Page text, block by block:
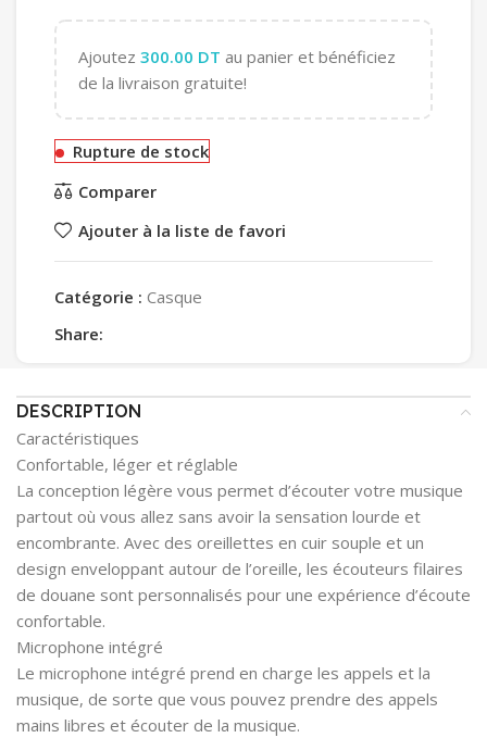
Ajoutez 300.00 DT au panier et bénéficiez
de la livraison gratuite!
Rupture de stock
Comparer
Ajouter à la liste de favori
Catégorie : Casque
Share:
DESCRIPTION
Caractéristiques
Confortable, léger et réglable
La conception légère vous permet d’écouter votre musique
partout où vous allez sans avoir la sensation lourde et
encombrante. Avec des oreillettes en cuir souple et un
design enveloppant autour de l’oreille, les écouteurs filaires
de douane sont personnalisés pour une expérience d’écoute
confortable.
Microphone intégré
Le microphone intégré prend en charge les appels et la
musique, de sorte que vous pouvez prendre des appels
mains libres et écouter de la musique.